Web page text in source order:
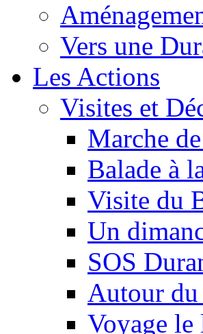
Vers une
Les Actions
Visites et
Marche
Balade à
Visite du
Un
SOS
Autour du
Voyage